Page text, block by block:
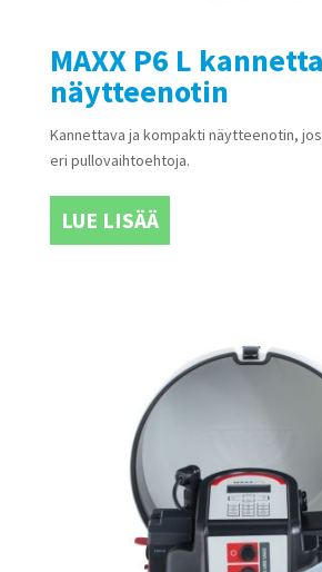
MAXX P6 L
näytteenotin
Kannettava ja kompakti näytteenotin,
eri pullovaihtoehtoja.
LUE LISÄÄ